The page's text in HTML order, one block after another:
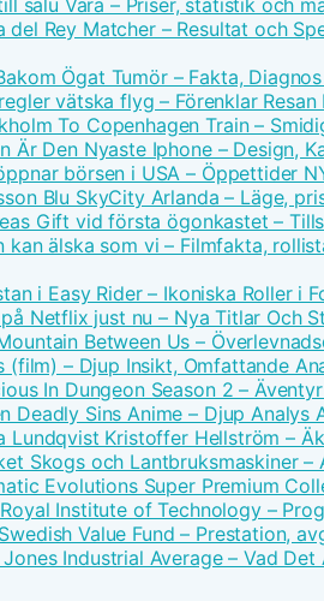
salu Vara – Priser, statistik och
del Rey Matcher – Resultat och
Ögat Tumör – Fakta,
vätska flyg – Förenklar
To Copenhagen Train –
Är Den Nyaste Iphone – Design,
börsen i USA – Öppettider
Blu SkyCity Arlanda – Läge,
Gift vid första ögonkastet –
kan älska som vi – Filmfakta,
i Easy Rider – Ikoniska Roller i
Netflix just nu – Nya Titlar Och
Between Us –
(film) – Djup Insikt, Omfattande
In Dungeon Season 2 –
Deadly Sins Anime – Djup Analys
Lundqvist Kristoffer Hellström –
Skogs och Lantbruksmaskiner
Evolutions Super Premium
Institute of Technology –
Value Fund – Prestation,
Industrial Average – Vad